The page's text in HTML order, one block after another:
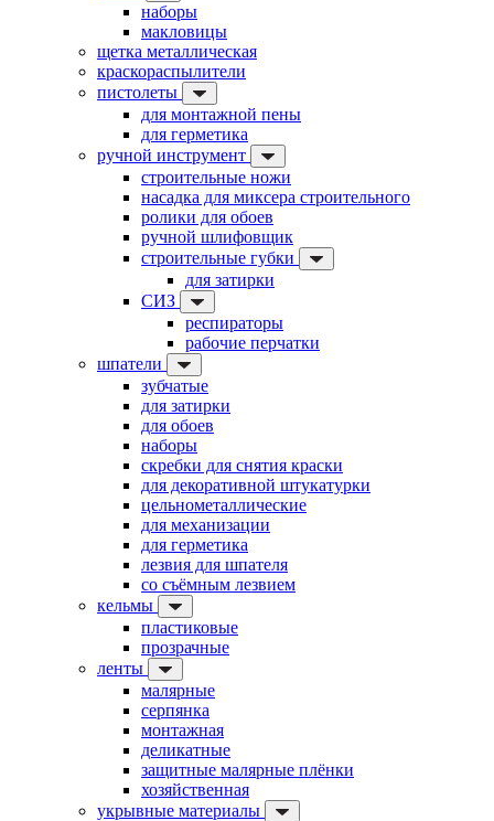
наборы
макловицы
щетка металлическая
краскораспылители
пистолеты
для монтажной пены
для герметика
ручной инструмент
строительные ножи
насадка для миксера строительного
ролики для обоев
ручной шлифовщик
строительные губки
для затирки
СИЗ
респираторы
рабочие перчатки
шпатели
зубчатые
для затирки
для обоев
наборы
скребки для снятия краски
для декоративной штукатурки
цельнометаллические
для механизации
для герметика
лезвия для шпателя
со съёмным лезвием
кельмы
пластиковые
прозрачные
ленты
малярные
серпянка
монтажная
деликатные
защитные малярные плёнки
хозяйственная
укрывные материалы